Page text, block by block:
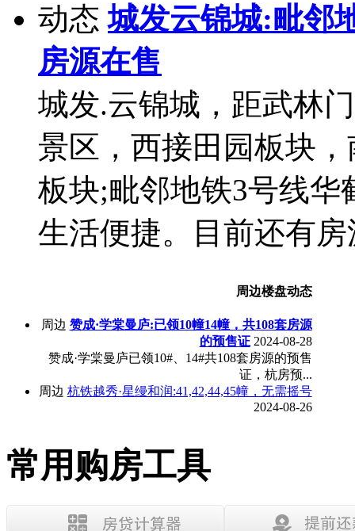
动态 城发云锦城:毗邻
房源在售
城发.云锦城，距武林
景区，西接田园板块
板块;毗邻地铁3号线
生活便捷。目前还有
周边楼盘动态
周边 赞成·学棠曼庐:已领10幢14幢，共108套房源
的预售证 2024-08-28
赞成·学棠曼庐已领10#、14#共108套房源的预售
证，杭房预...
周边 杭铁越秀·星缦和润:41,42,44,45幢，无需摇号
2024-08-26
常用购房工具